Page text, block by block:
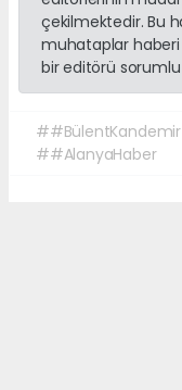
çekilmektedir. Bu
muhataplar
bir editörü
##BülentKandemir
##AlanyaHaber